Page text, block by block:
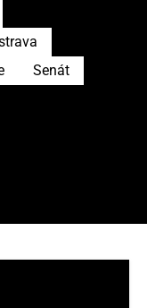
Senát